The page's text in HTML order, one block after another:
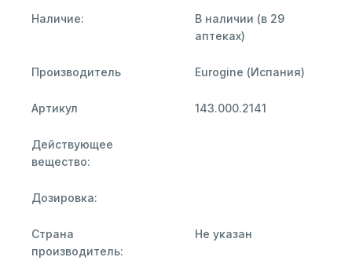
Наличие:
В наличии (в 29
аптеках)
Производитель Eurogine (Испания)
Артикул 143.000.2141
Действующее
вещество:
Дозировка:
Страна
производитель:
Не указан